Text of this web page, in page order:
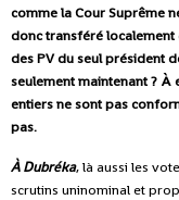
comme la Cour Suprême
donc transféré localement
des PV du seul président
seulement maintenant ? À
entiers ne sont pas
pas.
À Dubréka, là aussi les
scrutins uninominal et